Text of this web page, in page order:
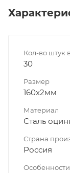
Кол-во штук
30
Размер
160x2мм
Материал
Сталь
Страна
Россия
Особенности